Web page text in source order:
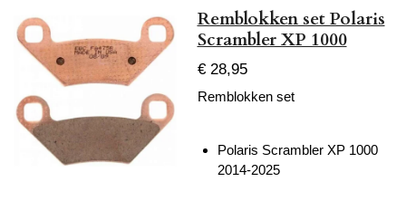
Remblokken set Polaris
Scrambler XP 1000
€ 28,95
Remblokken set
Polaris Scrambler XP 1000
2014-2025